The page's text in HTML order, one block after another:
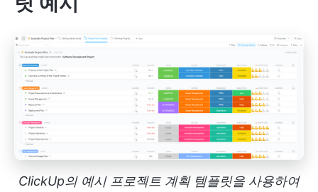
ClickUp의 예시 프로젝트 계획 템플릿을 사용하여